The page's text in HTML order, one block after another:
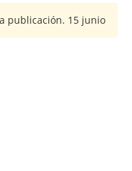
publicación. 15 junio